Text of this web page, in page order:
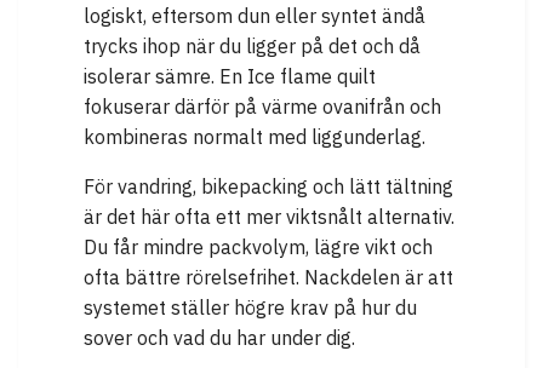
logiskt, eftersom dun eller syntet ändå
trycks ihop när du ligger på det och då
isolerar sämre. En Ice flame quilt
fokuserar därför på värme ovanifrån och
kombineras normalt med liggunderlag.
För vandring, bikepacking och lätt tältning
är det här ofta ett mer viktsnålt alternativ.
Du får mindre packvolym, lägre vikt och
ofta bättre rörelsefrihet. Nackdelen är att
systemet ställer högre krav på hur du
sover och vad du har under dig.